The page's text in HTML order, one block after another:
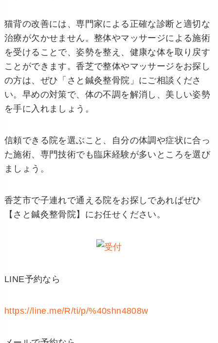
猫背の改善には、専門家による正確な診断と適切な
治療が欠かせません。整体やマッサージによる施術
を受けることで、姿勢を整え、健康な体を取り戻す
ことができます。香芝で整体やマッサージをお探し
の方は、ぜひ「さと鍼灸整骨院」にご相談くださ
い。早めの対策で、体の不調を解消し、美しい姿勢
を手に入れましょう。
信頼できる院を選ぶこと、自分の体調や症状に合っ
た施術、専門技術でも臨床経験が多いところを選び
ましょう。
香芝市で子連れで通える院をお探しであればぜひ
【さと鍼灸整骨院】にお任せください。
LINE予約なら
https://line.me/R/ti/p/%40shn4808w